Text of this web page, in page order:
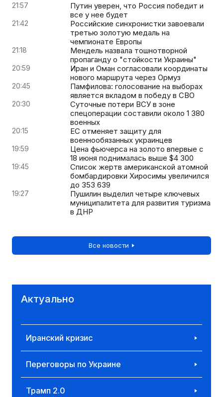
21:57
Путин уверен, что Россия победит и
все у нее будет
21:42
Российские синхронистки завоевали
третью золотую медаль на
чемпионате Европы
21:18
Мендель назвала тошнотворной
пропаганду о "стойкости Украины"
20:59
Иран и Оман согласовали координаты
нового маршрута через Ормуз
20:45
Памфилова: голосование на выборах
является вкладом в победу в СВО
20:30
Суточные потери ВСУ в зоне
спецоперации составили около 1 380
военных
20:15
ЕС отменяет защиту для
военнообязанных украинцев
19:59
Цена фьючерса на золото впервые с
18 июня поднималась выше $4 300
19:45
Список жертв американской атомной
бомбардировки Хиросимы увеличился
до 353 639
19:27
Пушилин выделил четыре ключевых
муниципалитета для развития туризма
в ДНР
Все новости
Актуально
Иранский кризис
Переговоры по Украине
Трамп 2.0